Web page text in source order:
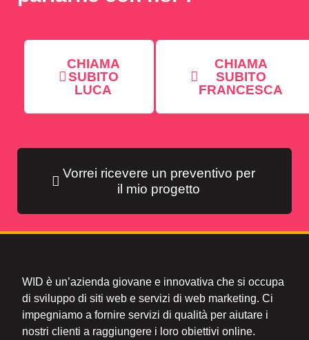
CHIAMA
SUBITO
LUCA
CHIAMA
SUBITO
FRANCESCA
Vorrei ricevere un preventivo per
il mio progetto
WID è un’azienda giovane e innovativa che si occupa
di sviluppo di siti web e servizi di web marketing. Ci
impegniamo a fornire servizi di qualità per aiutare i
nostri clienti a raggiungere i loro obiettivi online.